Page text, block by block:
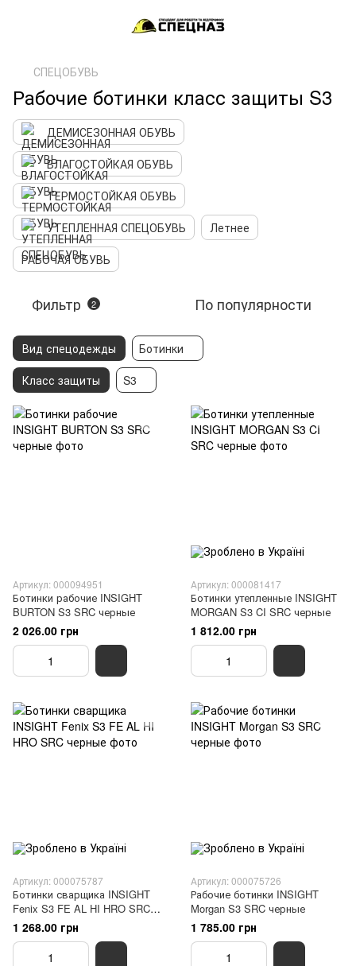
СПЕЦОБУВЬ
Рабочие ботинки класс защиты S3
ДЕМИСЕЗОННАЯ ОБУВЬ
ВЛАГОСТОЙКАЯ ОБУВЬ
ТЕРМОСТОЙКАЯ ОБУВЬ
УТЕПЛЕННАЯ СПЕЦОБУВЬ
Летнее
РАБОЧАЯ ОБУВЬ
Фильтр 2 По популярности
Вид спецодежды
Ботинки
Класс защиты
S3
Артикул: 000094951
Ботинки рабочие INSIGHT
BURTON S3 SRC черные
2 026.00 грн
Артикул: 000081417
Ботинки утепленные INSIGHT
MORGAN S3 CI SRC черные
1 812.00 грн
Артикул: 000075787
Ботинки сварщика INSIGHT
Fenix S3 FE AL HI HRO SRC
черные
1 268.00 грн
Артикул: 000075726
Рабочие ботинки INSIGHT
Morgan S3 SRC черные
1 785.00 грн